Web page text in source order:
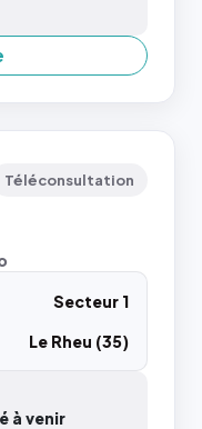
Téléconsultation
Secteur 1
Le Rheu (35)
à venir